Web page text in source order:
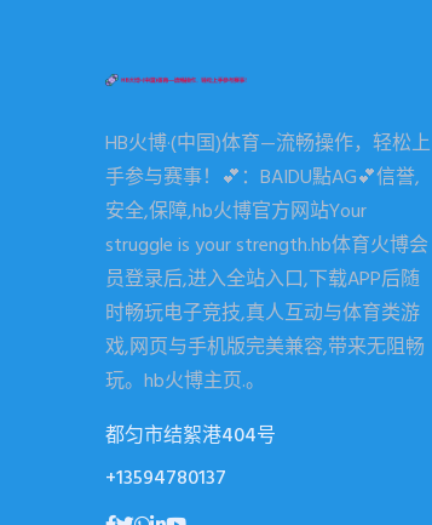
HB火博·(中国)体育—流畅操作，轻松上
手参与赛事！💕：BAIDU點AG💕信誉,
安全,保障,hb火博官方网站Your
struggle is your strength.hb体育火博会
员登录后,进入全站入口,下载APP后随
时畅玩电子竞技,真人互动与体育类游
戏,网页与手机版完美兼容,带来无阻畅
玩。hb火博主页.。
都匀市结絮港404号
+13594780137